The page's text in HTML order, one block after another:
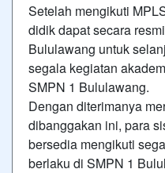
Setelah mengikuti
didik dapat secara
Bululawang untuk
segala kegiatan
SMPN 1 Bululawang.
Dengan diterimanya
dibanggakan ini, para
bersedia mengikuti
berlaku di SMPN 1